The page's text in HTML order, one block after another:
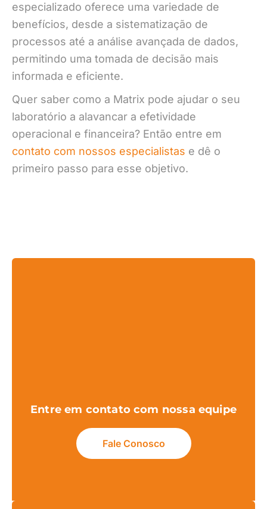
especializado oferece uma variedade de
benefícios, desde a sistematização de
processos até a análise avançada de dados,
permitindo uma tomada de decisão mais
informada e eficiente.
Quer saber como a Matrix pode ajudar o seu
laboratório a alavancar a efetividade
operacional e financeira? Então entre em
contato com nossos especialistas e dê o
primeiro passo para esse objetivo.
Entre em contato com nossa equipe
Fale Conosco